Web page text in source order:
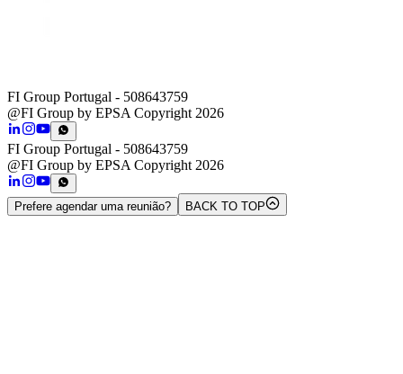
FI Group Portugal - 508643759
@FI Group by EPSA Copyright 2026
FI Group Portugal - 508643759
@FI Group by EPSA Copyright 2026
Prefere agendar uma reunião? BACK TO TOP